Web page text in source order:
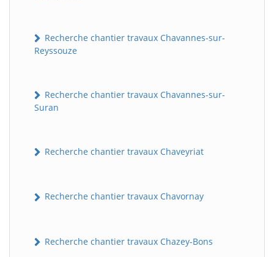
Recherche chantier travaux Chavannes-sur-
Reyssouze
Recherche chantier travaux Chavannes-sur-
Suran
Recherche chantier travaux Chaveyriat
Recherche chantier travaux Chavornay
Recherche chantier travaux Chazey-Bons